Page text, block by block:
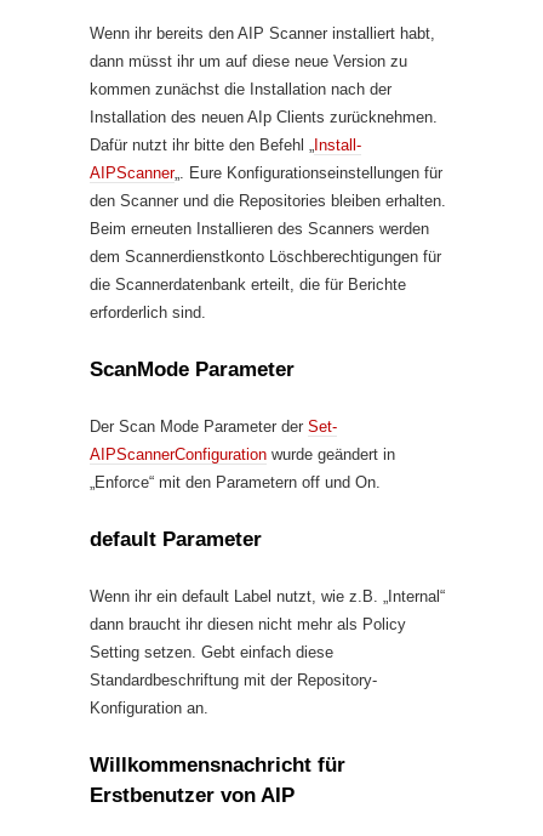
Wenn ihr bereits den AIP Scanner installiert habt,
dann müsst ihr um auf diese neue Version zu
kommen zunächst die Installation nach der
Installation des neuen AIp Clients zurücknehmen.
Dafür nutzt ihr bitte den Befehl „ Install-
AIPScanner„. Eure Konfigurationseinstellungen für
den Scanner und die Repositories bleiben erhalten.
Beim erneuten Installieren des Scanners werden
dem Scannerdienstkonto Löschberechtigungen für
die Scannerdatenbank erteilt, die für Berichte
erforderlich sind.
ScanMode Parameter
Der Scan Mode Parameter der Set-
AIPScannerConfiguration wurde geändert in
„Enforce“ mit den Parametern off und On.
default Parameter
Wenn ihr ein default Label nutzt, wie z.B. „Internal“
dann braucht ihr diesen nicht mehr als Policy
Setting setzen. Gebt einfach diese
Standardbeschriftung mit der Repository-
Konfiguration an.
Willkommensnachricht für
Erstbenutzer von AIP